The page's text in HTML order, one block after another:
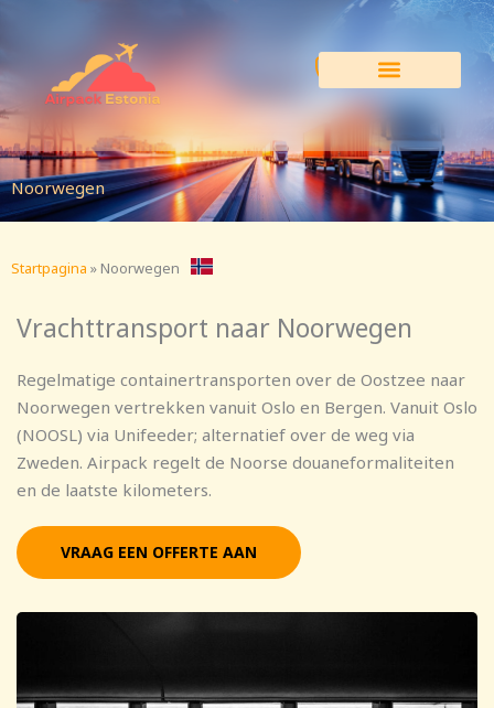
de
inhoud
Noorwegen
Startpagina » Noorwegen
Vrachttransport naar Noorwegen
Regelmatige containertransporten over de Oostzee naar
Noorwegen vertrekken vanuit Oslo en Bergen. Vanuit Oslo
(NOOSL) via Unifeeder; alternatief over de weg via
Zweden. Airpack regelt de Noorse douaneformaliteiten
en de laatste kilometers.
VRAAG EEN OFFERTE AAN